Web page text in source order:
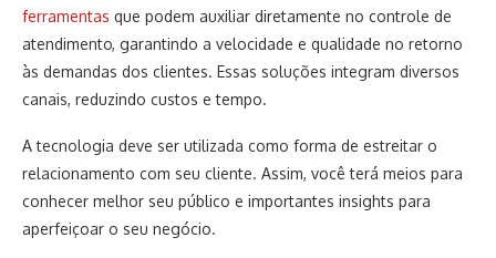
ferramentas que podem auxiliar diretamente no controle de
atendimento, garantindo a velocidade e qualidade no retorno
às demandas dos clientes. Essas soluções integram diversos
canais, reduzindo custos e tempo.
A tecnologia deve ser utilizada como forma de estreitar o
relacionamento com seu cliente. Assim, você terá meios para
conhecer melhor seu público e importantes insights para
aperfeiçoar o seu negócio.